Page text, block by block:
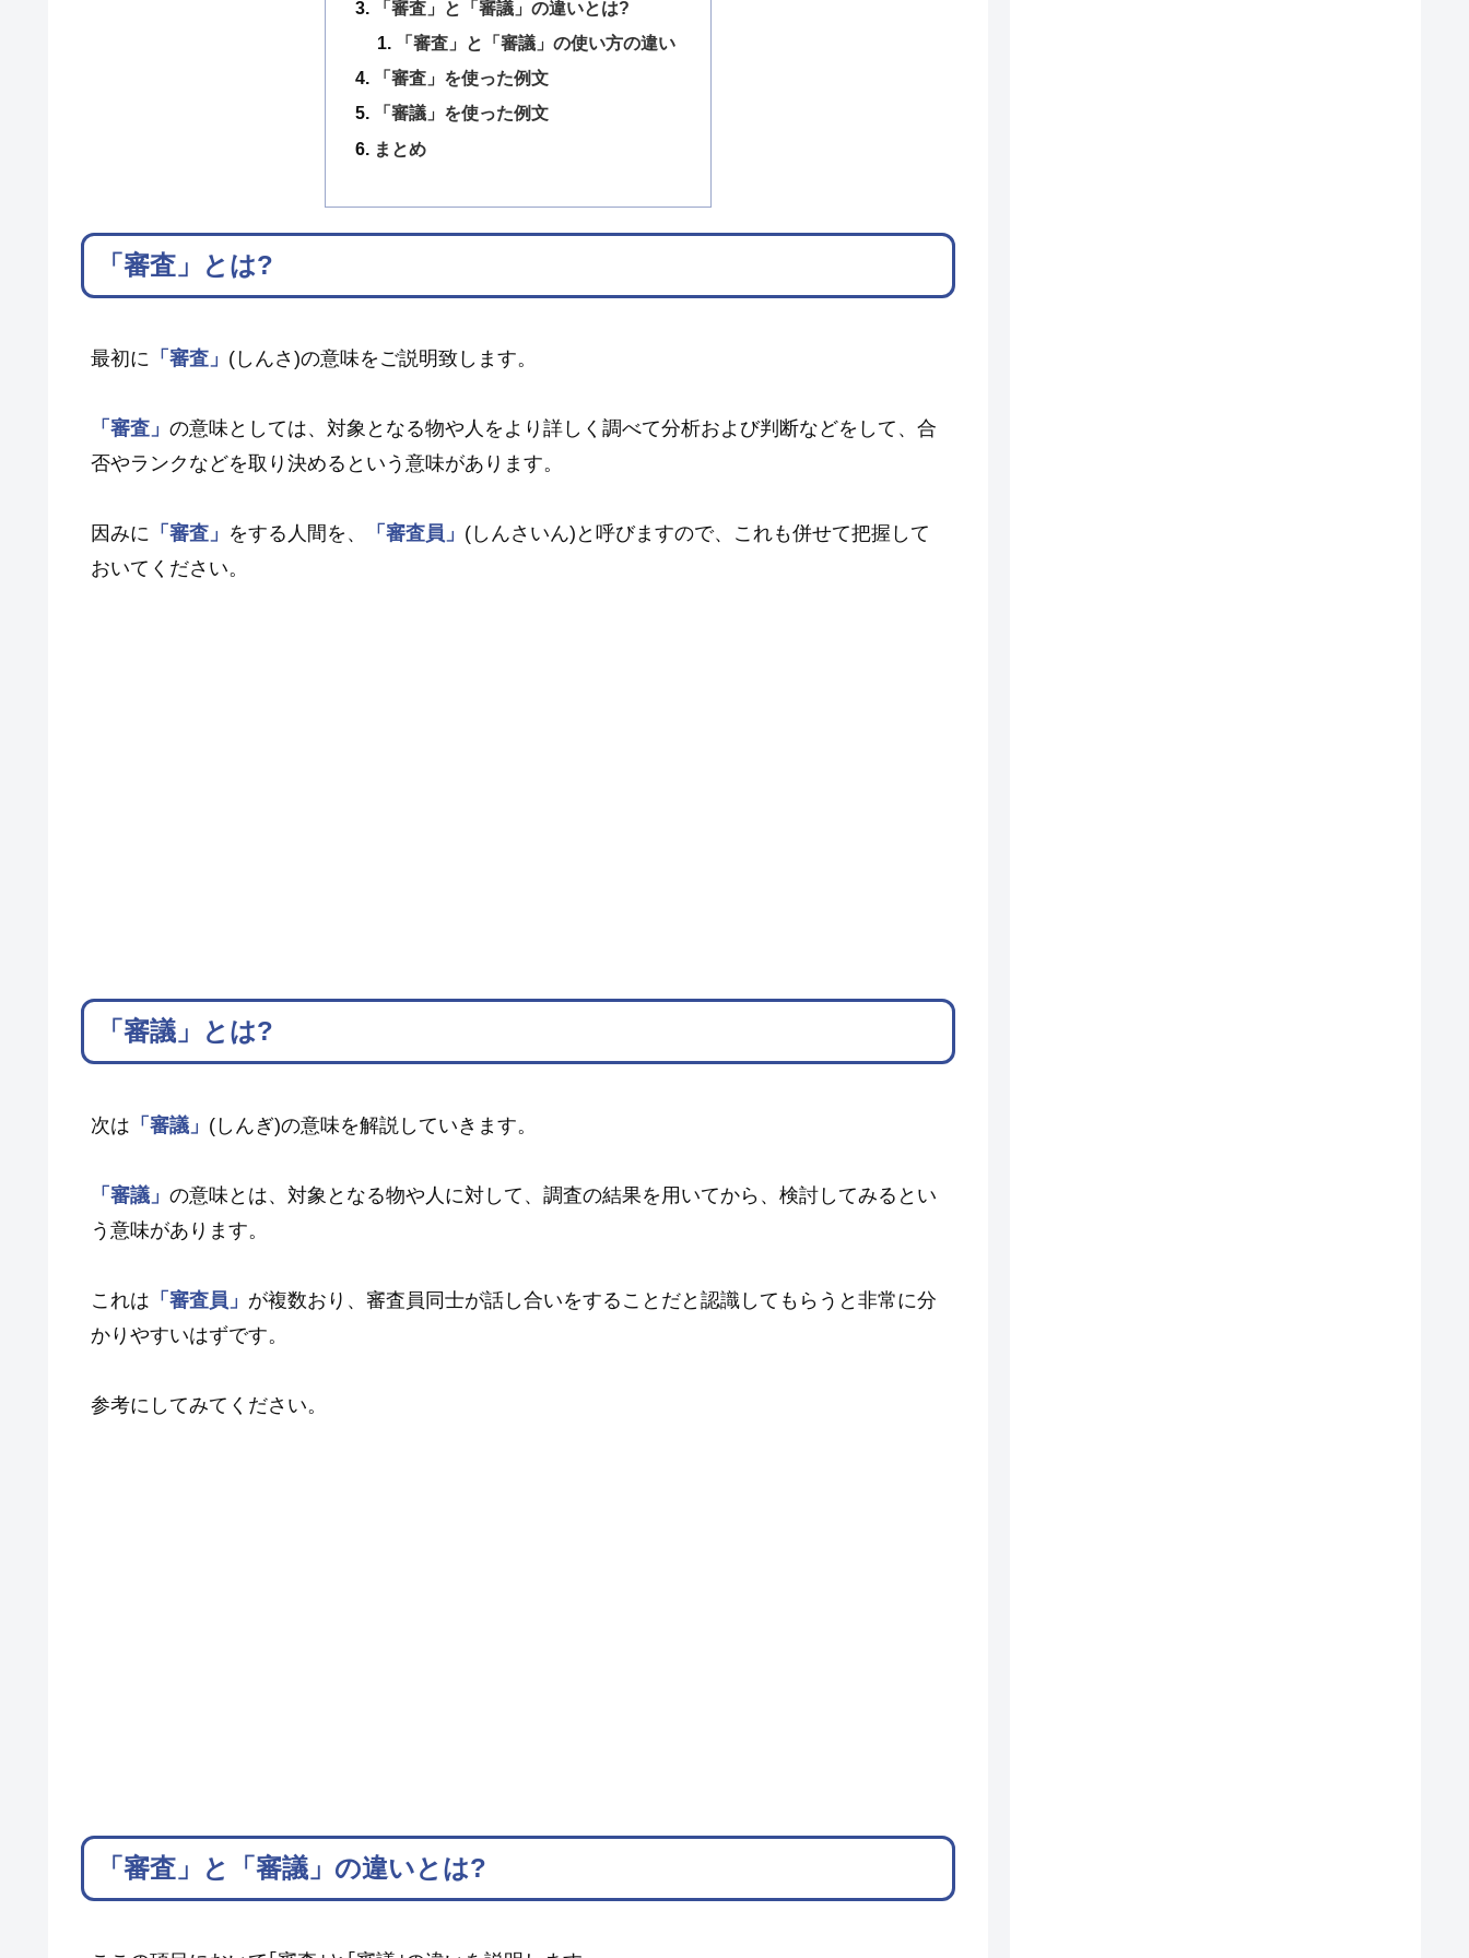
「審査」と「審議」の違いとは?
「審査」と「審議」の使い方の違い
「審査」を使った例文
「審議」を使った例文
まとめ
「審査」とは?
最初に 「審査」 (しんさ)の意味をご説明致します。
「審査」 の意味としては、対象となる物や人をより詳しく調べて分析および判断などをして、合
否やランクなどを取り決めるという意味があります。
因みに 「審査」 をする人間を、 「審査員」 (しんさいん)と呼びますので、これも併せて把握して
おいてください。
「審議」とは?
次は 「審議」 (しんぎ)の意味を解説していきます。
「審議」 の意味とは、対象となる物や人に対して、調査の結果を用いてから、検討してみるとい
う意味があります。
これは 「審査員」 が複数おり、審査員同士が話し合いをすることだと認識してもらうと非常に分
かりやすいはずです。
参考にしてみてください。
「審査」と「審議」の違いとは?